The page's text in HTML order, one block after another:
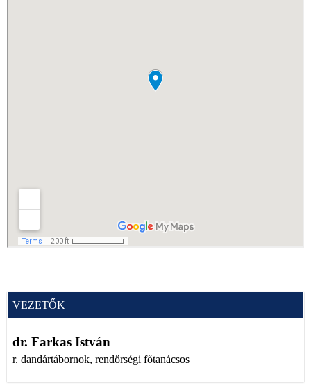
VEZETŐK
dr. Farkas István
r. dandártábornok, rendőrségi főtanácsos